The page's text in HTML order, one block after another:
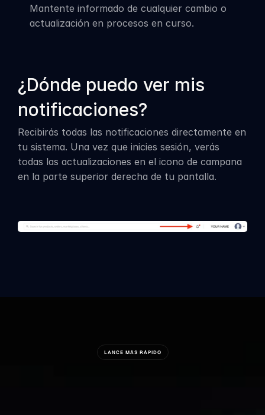
Mantente informado de cualquier cambio o
actualización en procesos en curso.
¿Dónde puedo ver mis
notificaciones?
Recibirás todas las notificaciones directamente en
tu sistema. Una vez que inicies sesión, verás
todas las actualizaciones en el icono de campana
en la parte superior derecha de tu pantalla.
LANCE MÁS RÁPIDO